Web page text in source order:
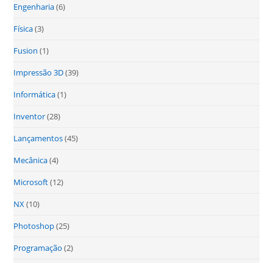
Engenharia(6)
Física(3)
Fusion (1)
Impressão 3D(39)
Informática(1)
Inventor(28)
Lançamentos(45)
Mecânica(4)
Microsoft(12)
NX(10)
Photoshop(25)
Programação (2)